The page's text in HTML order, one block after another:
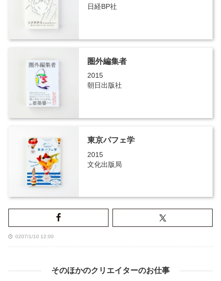
日経BP社
圏外編集者
2015
朝日出版社
東京パフェ学
2015
文化出版局
0207/1/10 12:00
そのほかのクリエイターのお仕事